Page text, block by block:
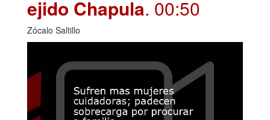
ejido Chapula. 00:50
Zócalo Saltillo